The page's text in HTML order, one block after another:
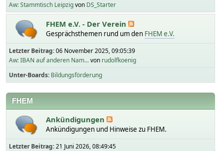
Aw: Stammtisch Leipzigvon DS_Starter
FHEM e.V. - Der Verein
Gesprächsthemen rund um den FHEM e.V.
Letzter Beitrag:06 November 2025, 09:05:39
Aw: IBAN auf anderen Nam...von rudolfkoenig
Unter-Boards Bildungsförderung
FHEM
Ankündigungen
Ankündigungen und Hinweise zu FHEM.
Letzter Beitrag:21 Juni 2026, 08:49:45